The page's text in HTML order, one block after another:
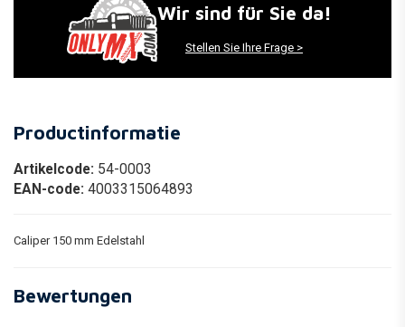
Wir sind für Sie da!
Stellen Sie Ihre Frage >
Productinformatie
Artikelcode: 54-0003
EAN-code: 4003315064893
Caliper 150 mm Edelstahl
Bewertungen